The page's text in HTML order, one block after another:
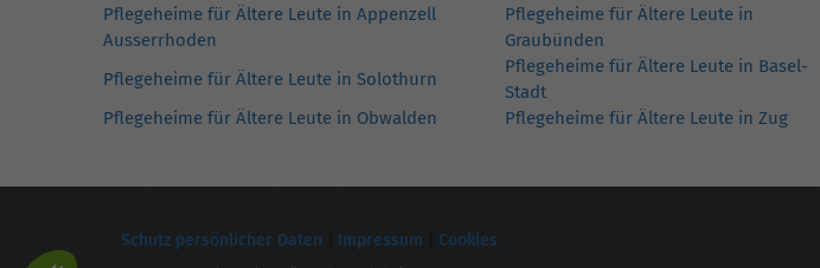
Pflegeheime für Ältere Leute in Appenzell
Ausserrhoden
Pflegeheime für Ältere Leute in
Graubünden
Pflegeheime für Ältere Leute in Solothurn
Pflegeheime für Ältere Leute in Basel-
Stadt
Pflegeheime für Ältere Leute in Obwalden
Pflegeheime für Ältere Leute in Zug
Schutz persönlicher Daten Impressum Cookies